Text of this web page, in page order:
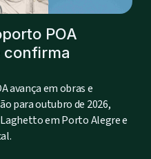
POA
confirma
avança em obras e
para outubro de 2026,
em Porto Alegre e